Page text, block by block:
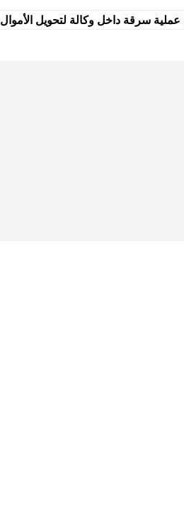
سرقة داخل وكالة لتحويل الأموال